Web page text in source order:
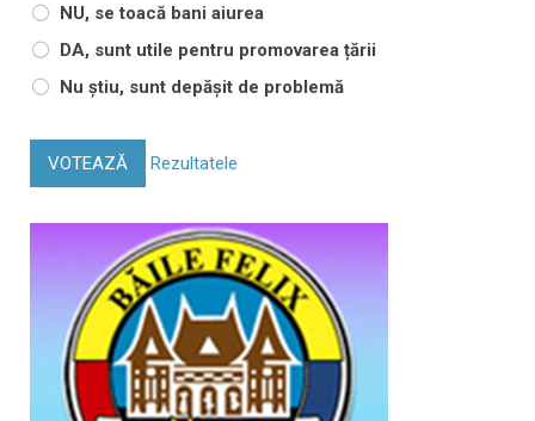
NU, se toacă bani aiurea
DA, sunt utile pentru promovarea țării
Nu știu, sunt depășit de problemă
VOTEAZĂ Rezultatele